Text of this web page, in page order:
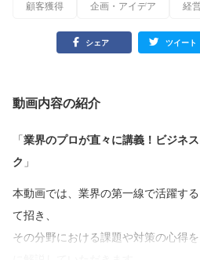
顧客獲得 企画・アイデア 経
シェア ツイート
動画内容の紹介
「業界のプロが直々に講義！ビジネ
ク 」
本動画では、業界の第一線で活躍す
て招き、
その分野における課題や対策の心得